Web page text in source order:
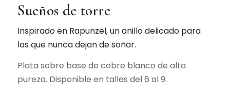
Sueños de torre
Inspirado en Rapunzel, un anillo delicado para
las que nunca dejan de soñar.
Plata sobre base de cobre blanco de alta
pureza. Disponible en talles del 6 al 9.